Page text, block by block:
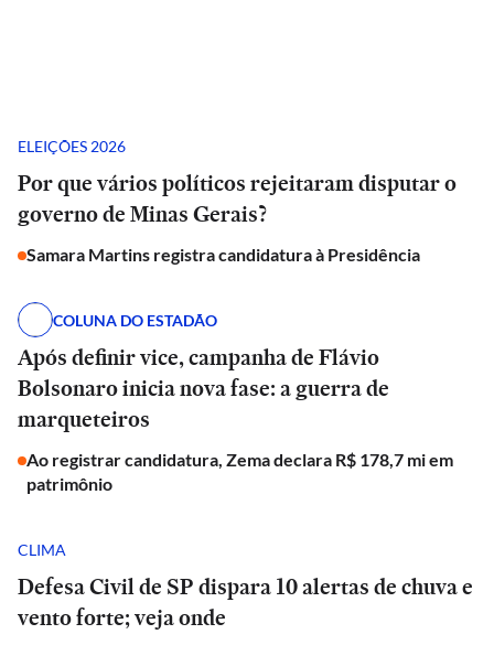
ELEIÇÕES 2026
Por que vários políticos rejeitaram disputar o
governo de Minas Gerais?
Samara Martins registra candidatura à Presidência
COLUNA DO ESTADÃO
Após definir vice, campanha de Flávio
Bolsonaro inicia nova fase: a guerra de
marqueteiros
Ao registrar candidatura, Zema declara R$ 178,7 mi em
patrimônio
CLIMA
Defesa Civil de SP dispara 10 alertas de chuva e
vento forte; veja onde